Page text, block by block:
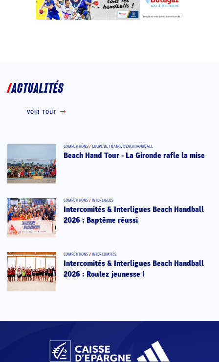
ACTUALITÉS
VOIR TOUT
COMPÉTITIONS / COUPE DE FRANCE BEACHHANDBALL
Beach Hand Tour - La Gironde rafle la mise
COMPÉTITIONS / INTERLIGUES
Intercomités & Interligues Beach Handball
2026 : Baptême réussi
COMPÉTITIONS / INTERCOMITÉS
Intercomités & Interligues Beach Handball
2026 : Roulez jeunesse !